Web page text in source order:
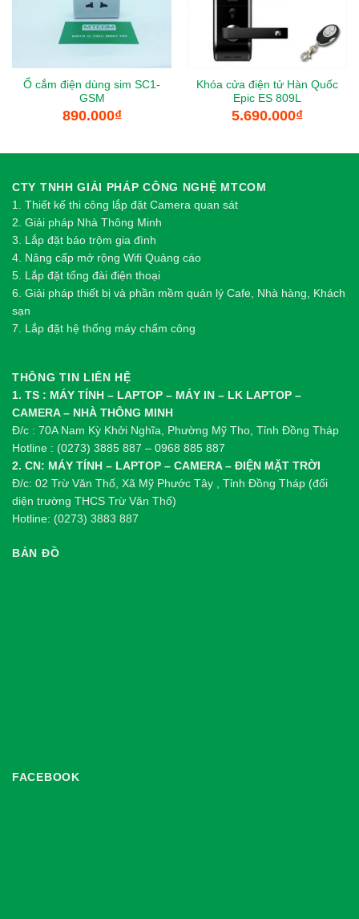
Ổ cắm điện dùng sim SC1-
GSM
890.000₫
Khóa cửa điện tử Hàn Quốc
Epic ES 809L
5.690.000₫
CTY TNHH GIẢI PHÁP CÔNG NGHỆ MTCOM
1. Thiết kế thi công lắp đặt Camera quan sát
2. Giải pháp Nhà Thông Minh
3. Lắp đặt báo trộm gia đình
4. Nâng cấp mở rộng Wifi Quảng cáo
5. Lắp đặt tổng đài điện thoại
6. Giải pháp thiết bị và phần mềm quản lý Cafe, Nhà hàng, Khách
sạn
7. Lắp đặt hệ thống máy chấm công
THÔNG TIN LIÊN HỆ
1. TS : MÁY TÍNH – LAPTOP – MÁY IN – LK LAPTOP –
CAMERA – NHÀ THÔNG MINH
Đ/c : 70A Nam Kỳ Khởi Nghĩa, Phường Mỹ Tho, Tỉnh Đồng Tháp
Hotline : (0273) 3885 887 – 0968 885 887
2. CN: MÁY TÍNH – LAPTOP – CAMERA – ĐIỆN MẶT TRỜI
Đ/c: 02 Trừ Văn Thố, Xã Mỹ Phước Tây , Tỉnh Đồng Tháp (đối
diện trường THCS Trừ Văn Thố)
Hotline: (0273) 3883 887
BẢN ĐỒ
FACEBOOK